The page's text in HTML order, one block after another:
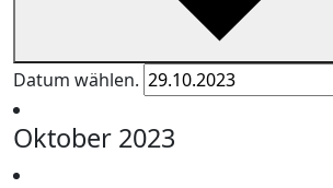
Datum wählen.
Oktober 2023